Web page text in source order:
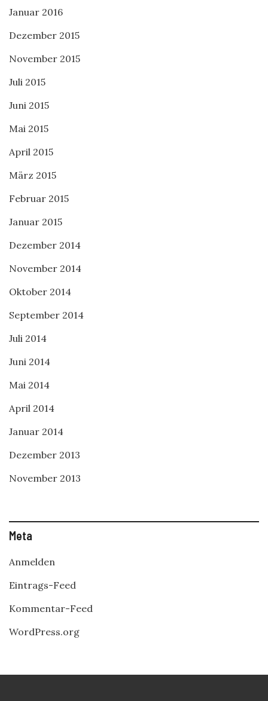
Januar 2016
Dezember 2015
November 2015
Juli 2015
Juni 2015
Mai 2015
April 2015
März 2015
Februar 2015
Januar 2015
Dezember 2014
November 2014
Oktober 2014
September 2014
Juli 2014
Juni 2014
Mai 2014
April 2014
Januar 2014
Dezember 2013
November 2013
Meta
Anmelden
Eintrags-Feed
Kommentar-Feed
WordPress.org